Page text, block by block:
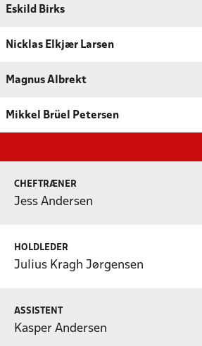
Eskild Birks
Nicklas Elkjær Larsen
Magnus Albrekt
Mikkel Brüel Petersen
CHEFTRÆNER
Jess Andersen
HOLDLEDER
Julius Kragh Jørgensen
ASSISTENT
Kasper Andersen